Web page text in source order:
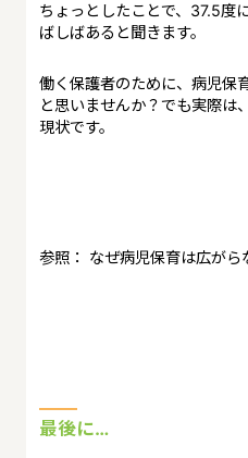
ちょっとしたことで、37.5度
ばしばあると聞きます。
働く保護者のために、病児保
と思いませんか？でも実際は
現状です。
参照： なぜ病児保育は広が
最後に…